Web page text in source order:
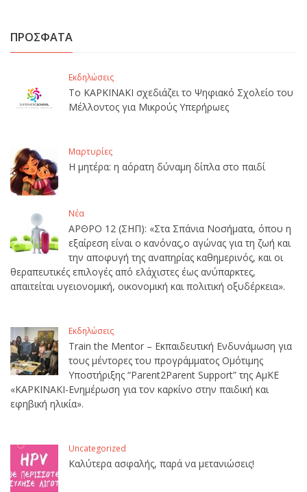
ΠΡΟΣΦΑΤΑ
Εκδηλώσεις
Το ΚΑΡΚΙΝΑΚΙ σχεδιάζει το Ψηφιακό Σχολείο του
Μέλλοντος για Μικρούς Υπερήρωες
Μαρτυρίες
Η μητέρα: η αόρατη δύναμη δίπλα στο παιδί
Νέα
ΑΡΘΡΟ 12 (ΣΗΠ): «Στα Σπάνια Νοσήματα, όπου η
εξαίρεση είναι ο κανόνας,ο αγώνας για τη ζωή και
την αποφυγή της αναπηρίας καθημερινός, και οι
θεραπευτικές επιλογές από ελάχιστες έως ανύπαρκτες,
απαιτείται υγειονομική, οικονομική και πολιτική οξυδέρκεια».
Εκδηλώσεις
Train the Mentor – Εκπαιδευτική Ενδυνάμωση για
τους μέντορες του προγράμματος Ομότιμης
Υποστήριξης “Parent2Parent Support” της ΑμΚΕ
«ΚΑΡΚΙΝΑΚΙ-Ενημέρωση για τον καρκίνο στην παιδική και
εφηβική ηλικία».
Uncategorized
Καλύτερα ασφαλής, παρά να μετανιώσεις!